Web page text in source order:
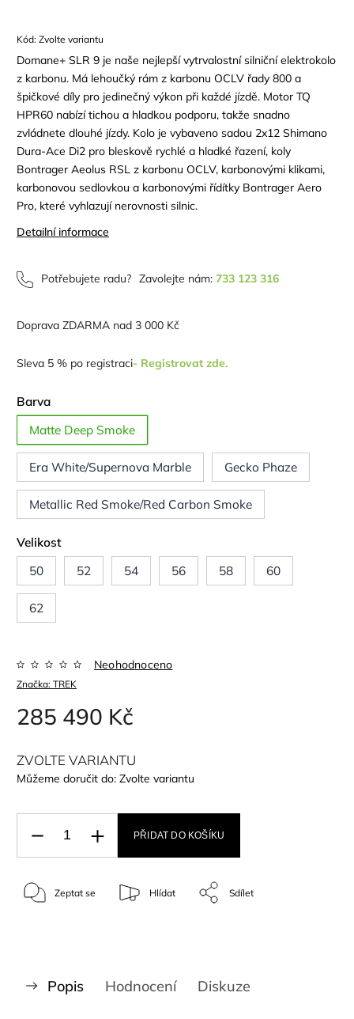
Kód: Zvolte variantu
Domane+ SLR 9 je naše nejlepší vytrvalostní silniční elektrokolo
z karbonu. Má lehoučký rám z karbonu OCLV řady 800 a
špičkové díly pro jedinečný výkon při každé jízdě. Motor TQ
HPR60 nabízí tichou a hladkou podporu, takže snadno
zvládnete dlouhé jízdy. Kolo je vybaveno sadou 2x12 Shimano
Dura-Ace Di2 pro bleskově rychlé a hladké řazení, koly
Bontrager Aeolus RSL z karbonu OCLV, karbonovými klikami,
karbonovou sedlovkou a karbonovými řídítky Bontrager Aero
Pro, které vyhlazují nerovnosti silnic.
Detailní informace
Potřebujete radu? Zavolejte nám: 733 123 316
Doprava ZDARMA nad 3 000 Kč
Sleva 5 % po registraci- Registrovat zde.
Barva
Matte Deep Smoke
Era White/Supernova Marble Gecko Phaze
Metallic Red Smoke/Red Carbon Smoke
Velikost
50
52 54 56 58 60
62
Značka: TREK
Neohodnoceno
285 490 Kč
ZVOLTE VARIANTU
Můžeme doručit do: Zvolte variantu
PŘIDAT DO KOŠÍKU
Zeptat se Hlídat Sdílet
Popis Hodnocení Diskuze